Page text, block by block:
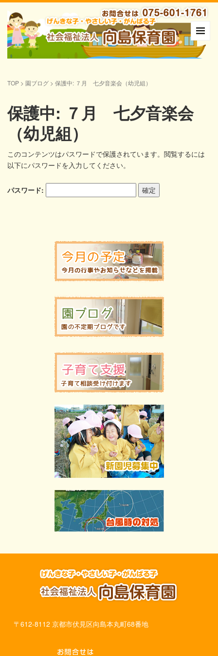
TOP > 園ブログ > 保護中: ７月 七夕音楽会（幼児組）
保護中: ７月 七夕音楽会
（幼児組）
このコンテンツはパスワードで保護されています。閲覧するには
以下にパスワードを入力してください。
パスワード:
〒612-8112 京都市伏見区向島本丸町68番地